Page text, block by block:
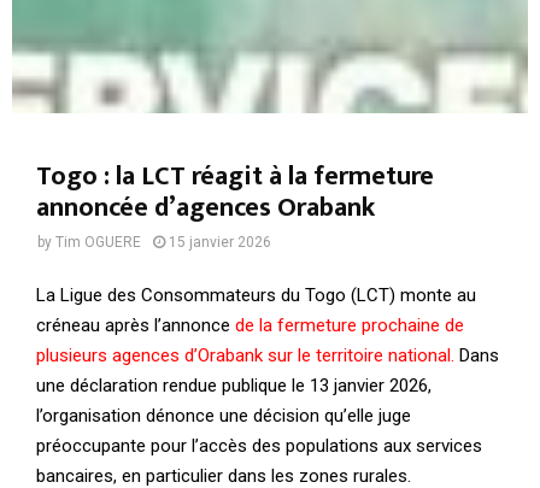
Togo : la LCT réagit à la fermeture
annoncée d’agences Orabank
by Tim OGUERE 15 janvier 2026
La Ligue des Consommateurs du Togo (LCT) monte au
créneau après l’annonce de la fermeture prochaine de
plusieurs agences d’Orabank sur le territoire national. Dans
une déclaration rendue publique le 13 janvier 2026,
l’organisation dénonce une décision qu’elle juge
préoccupante pour l’accès des populations aux services
bancaires, en particulier dans les zones rurales.